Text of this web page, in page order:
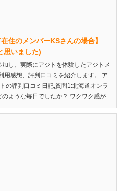
住のメンバーKSさんの場合】
思いました)
し、実際にアジトを体験したアジトメ
用感想、評判口コミを紹介します。 ア
の評判口コミ日記,質問1:北海道オンラ
ような毎日でしたか？ ワクワク感が...